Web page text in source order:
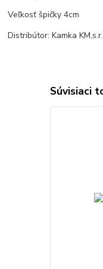
Veľkosť špičky 4cm
Distribútor: Kamka
Súvisiaci